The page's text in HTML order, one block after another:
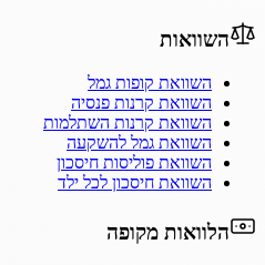
השוואות
השוואת קופות גמל
השוואת קרנות פנסיה
השוואת קרנות השתלמות
השוואת גמל להשקעה
השוואת פוליסות חיסכון
השוואת חיסכון לכל ילד
הלוואות מקופה